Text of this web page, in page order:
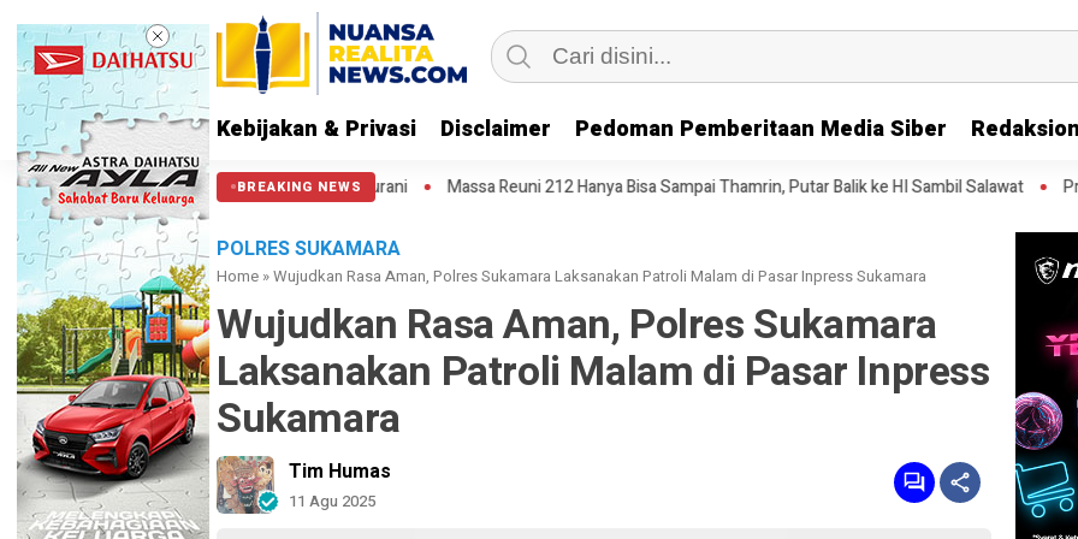
Kebijakan & Privasi Disclaimer Pedoman Pemberitaan Media Siber
BREAKING NEWS
Aparat Punya Hati Nurani Massa Reuni 212 Hanya Bisa Sampai Thamrin, Putar Balik ke HI Sambil Salawat Prof Tjandra: Varian
POLRES SUKAMARA
Home »Wujudkan Rasa Aman, Polres Sukamara Laksanakan Patroli Malam di Pasar Inpress Sukamara
Wujudkan Rasa Aman, Polres Sukamara
Laksanakan Patroli Malam di Pasar Inpress
Sukamara
Tim Humas
11 Agu 2025